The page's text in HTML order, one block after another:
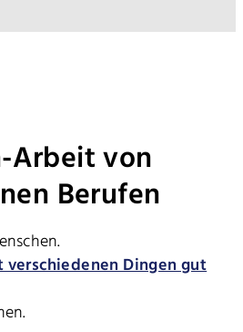
Arbeit von
Berufen
verschiedenen Dingen gut